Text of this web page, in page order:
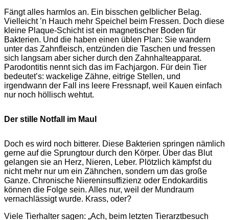
Fängt alles harmlos an. Ein bisschen gelblicher Belag.
Vielleicht ’n Hauch mehr Speichel beim Fressen. Doch diese
kleine Plaque-Schicht ist ein magnetischer Boden für
Bakterien. Und die haben einen üblen Plan: Sie wandern
unter das Zahnfleisch, entzünden die Taschen und fressen
sich langsam aber sicher durch den Zahnhalteapparat.
Parodontitis nennt sich das im Fachjargon. Für dein Tier
bedeutet’s: wackelige Zähne, eitrige Stellen, und
irgendwann der Fall ins leere Fressnapf, weil Kauen einfach
nur noch höllisch wehtut.
Der stille Notfall im Maul
Doch es wird noch bitterer. Diese Bakterien springen nämlich
gerne auf die Sprungtour durch den Körper. Über das Blut
gelangen sie an Herz, Nieren, Leber. Plötzlich kämpfst du
nicht mehr nur um ein Zähnchen, sondern um das große
Ganze. Chronische Niereninsuffizienz oder Endokarditis
können die Folge sein. Alles nur, weil der Mundraum
vernachlässigt wurde. Krass, oder?
Viele Tierhalter sagen: „Ach, beim letzten Tierarztbesuch